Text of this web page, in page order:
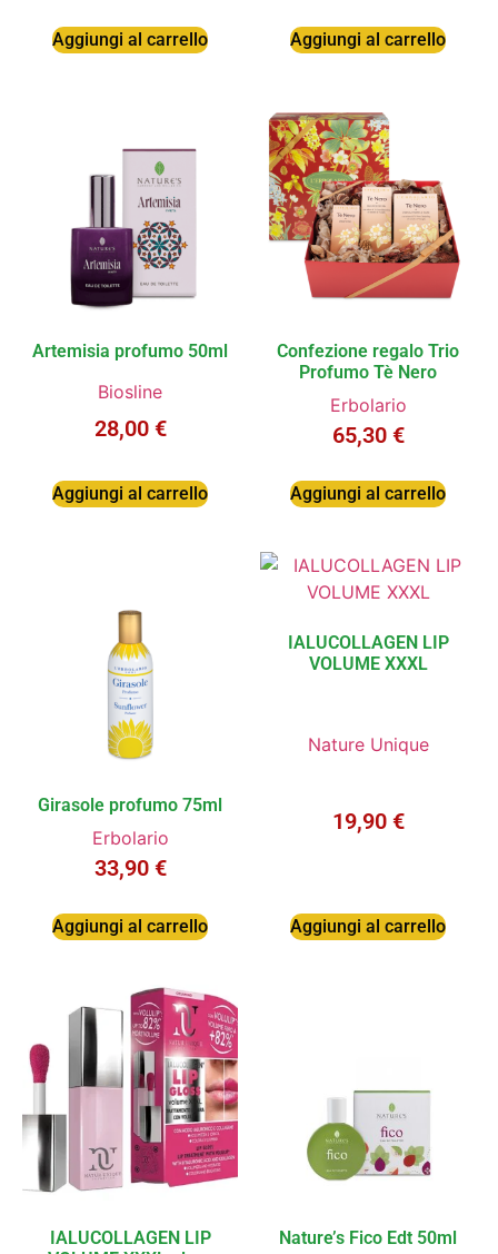
Aggiungi al carrello Aggiungi al carrello
Artemisia profumo 50ml
Biosline
28,00 €
Aggiungi al carrello
Confezione regalo Trio
Profumo Tè Nero
Erbolario
65,30 €
Aggiungi al carrello
Girasole profumo 75ml
Erbolario
33,90 €
Aggiungi al carrello
IALUCOLLAGEN LIP
VOLUME XXXL
Nature Unique
19,90 €
Aggiungi al carrello
IALUCOLLAGEN LIP
Nature’s Fico Edt 50ml